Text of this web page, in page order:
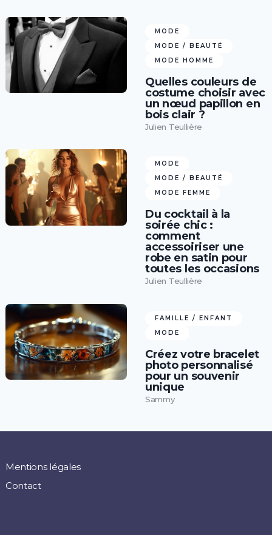
MODE
MODE / BEAUTÉ
MODE HOMME
Quelles couleurs de
costume choisir avec
un nœud papillon en
bois clair ?
Julien Teullière
MODE
MODE / BEAUTÉ
MODE FEMME
Du cocktail à la
soirée chic :
comment
accessoiriser une
robe en satin pour
toutes les occasions
Julien Teullière
FAMILLE / ENFANT
MODE
Créez votre bracelet
photo personnalisé
pour un souvenir
unique
Sammy
Mentions légales
Contact